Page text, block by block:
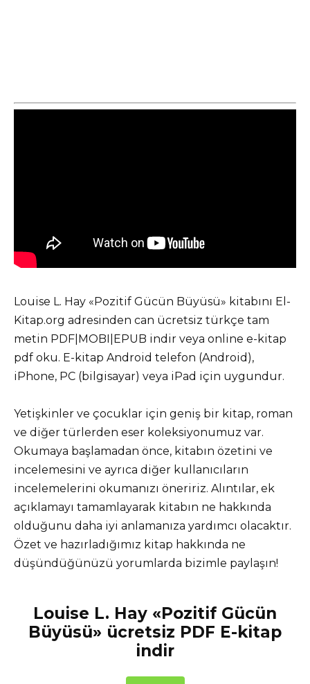
Louise L. Hay «Pozitif Gücün Büyüsü» kitabını El-
Kitap.org adresinden can ücretsiz türkçe tam
metin PDF|MOBI|EPUB indir veya online e-kitap
pdf oku. E-kitap Android telefon (Android),
iPhone, PC (bilgisayar) veya iPad için uygundur.
Yetişkinler ve çocuklar için geniş bir kitap, roman
ve diğer türlerden eser koleksiyonumuz var.
Okumaya başlamadan önce, kitabın özetini ve
incelemesini ve ayrıca diğer kullanıcıların
incelemelerini okumanızı öneririz. Alıntılar, ek
açıklamayı tamamlayarak kitabın ne hakkında
olduğunu daha iyi anlamanıza yardımcı olacaktır.
Özet ve hazırladığımız kitap hakkında ne
düşündüğünüzü yorumlarda bizimle paylaşın!
Louise L. Hay «Pozitif Gücün
Büyüsü» ücretsiz PDF E-kitap
indir